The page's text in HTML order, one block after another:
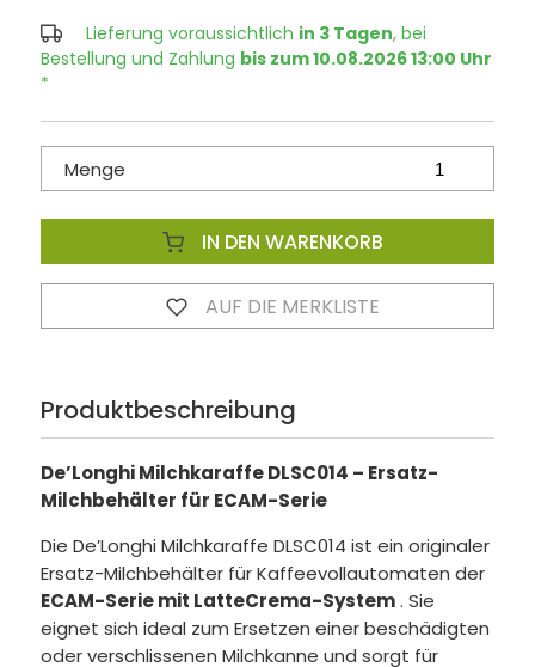
Lieferung voraussichtlich in 3 Tagen, bei
Bestellung und Zahlung bis zum 10.08.2026 13:00 Uhr
*
Menge
IN DEN WARENKORB
AUF DIE MERKLISTE
Produktbeschreibung
De’Longhi Milchkaraffe DLSC014 – Ersatz-
Milchbehälter für ECAM-Serie
Die De’Longhi Milchkaraffe DLSC014 ist ein originaler
Ersatz-Milchbehälter für Kaffeevollautomaten der
ECAM-Serie mit LatteCrema-System. Sie
eignet sich ideal zum Ersetzen einer beschädigten
oder verschlissenen Milchkanne und sorgt für